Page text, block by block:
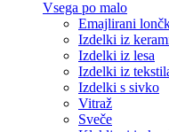
Vsega po malo
Emajlirani
Izdelki iz
Izdelki iz lesa
Izdelki iz
Izdelki s sivko
Vitraž
Sveče